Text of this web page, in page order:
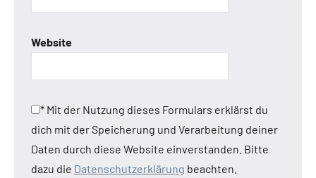
Website
* Mit der Nutzung dieses Formulars erklärst du
dich mit der Speicherung und Verarbeitung deiner
Daten durch diese Website einverstanden. Bitte
dazu die Datenschutzerklärung beachten.